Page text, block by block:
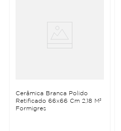
Cerâmica Branca Polido
Retificado 66x66 Cm 2,18 M²
Formigres